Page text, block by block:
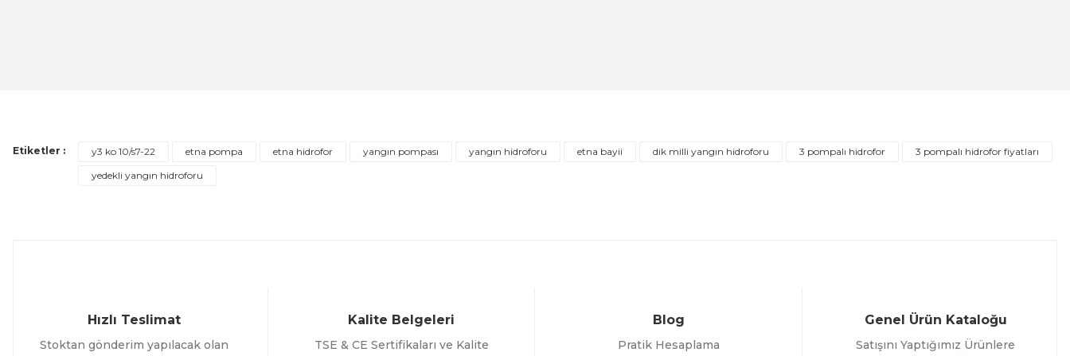
Etiketler : y3 ko 10/s7-22 etna pompa etna hidrofor yangın pompası yangın hidroforu etna bayii dik milli yangın hidroforu 3 pompalı hidrofor
3 pompalı hidrofor fiyatları
yedekli yangın hidroforu
Hızlı Teslimat
Stoktan gönderim yapılacak olan
Kalite Belgeleri
TSE & CE Sertifikaları ve Kalite
Blog
Pratik Hesaplama
Genel Ürün Kataloğu
Satışını Yaptığımız Ürünlere